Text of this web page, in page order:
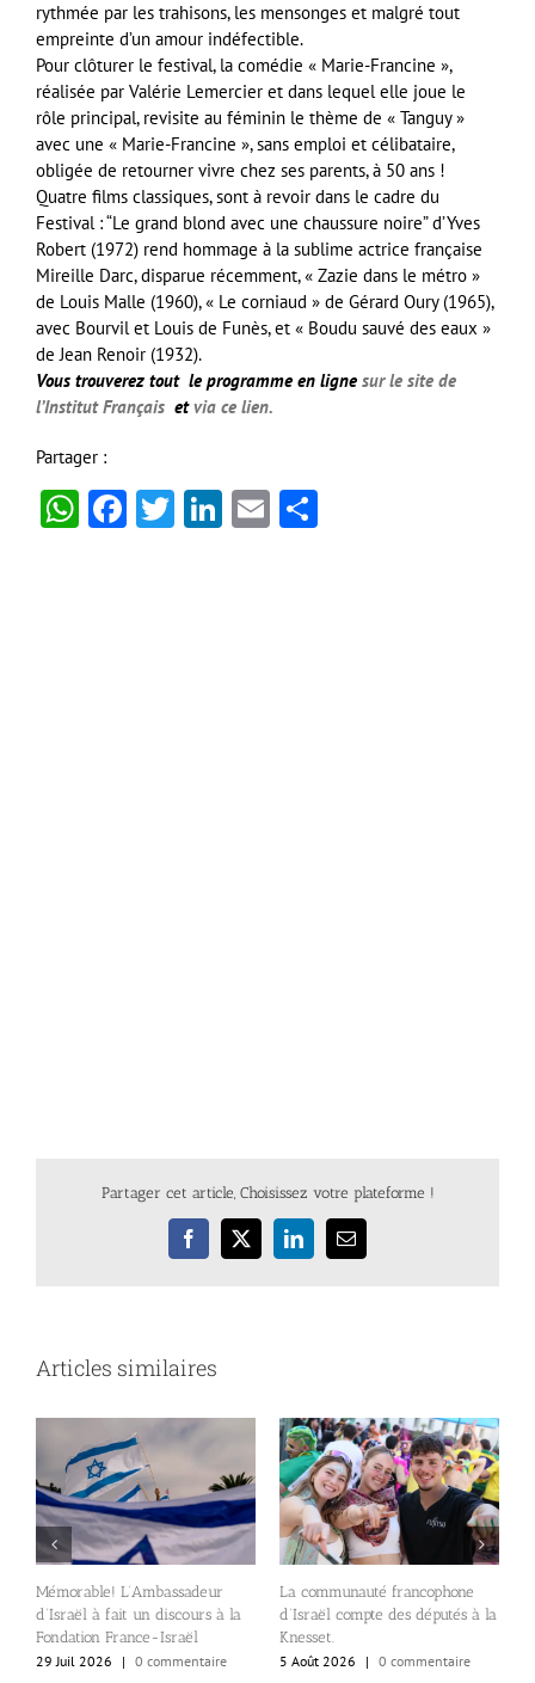
rythmée par les trahisons, les mensonges et malgré tout
empreinte d’un amour indéfectible.
Pour clôturer le festival, la comédie « Marie-Francine »,
réalisée par Valérie Lemercier et dans lequel elle joue le
rôle principal, revisite au féminin le thème de « Tanguy »
avec une « Marie-Francine », sans emploi et célibataire,
obligée de retourner vivre chez ses parents, à 50 ans !
Quatre films classiques, sont à revoir dans le cadre du
Festival : “Le grand blond avec une chaussure noire” d’Yves
Robert (1972) rend hommage à la sublime actrice française
Mireille Darc, disparue récemment, « Zazie dans le métro »
de Louis Malle (1960), « Le corniaud » de Gérard Oury (1965),
avec Bourvil et Louis de Funès, et « Boudu sauvé des eaux »
de Jean Renoir (1932).
Vous trouverez tout le programme en ligne sur le site de
l’Institut Français etvia ce lien.
Partager :
WhatsApp
Facebook
Twitter
LinkedIn
Email
Partager cet article, Choisissez votre plateforme !
Facebook
X LinkedInEmail
Articles similaires
Mémorable! L’Ambassadeur
d’Israël à fait un discours à la
Fondation France-Israël
29 Juil 2026
| 0 commentaire
La communauté francophone
d’Israël compte des députés à la
Knesset.
5 Août 2026
| 0 commentaire